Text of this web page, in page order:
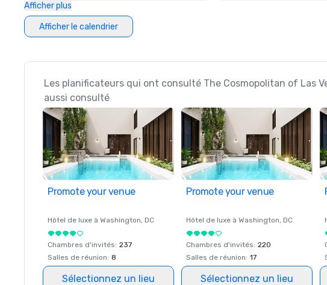
Afficher plus
Afficher le calendrier
Les planificateurs qui ont consulté The Cosmopolitan of Las
aussi consulté
Promote your venue
Hôtel de luxe à Washington, DC
Chambres d'invités: 237
Salles de réunion: 8
Sélectionnez un lieu
Promote your venue
Hôtel de luxe à Washington, DC
Chambres d'invités: 220
Salles de réunion: 17
Sélectionnez un lieu